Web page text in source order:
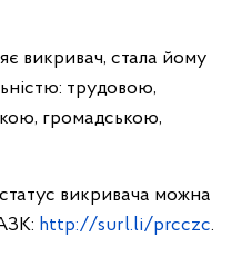
викривач, стала йому
трудовою,
громадською,
викривача можна
http://surl.li/prcczc.